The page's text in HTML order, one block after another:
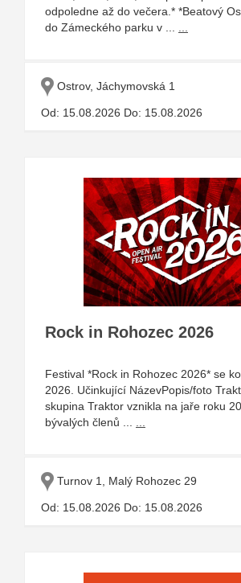
odpoledne až do večera.* *Beatový
do Zámeckého parku v ...
Ostrov, Jáchymovská 1
Od: 15.08.2026 Do: 15.08.2026
Rock in Rohozec 2026
Festival *Rock in Rohozec 2026* se
2026. Učinkující NázevPopis/foto
skupina Traktor vznikla na jaře roku
bývalých členů ...
Turnov 1, Malý Rohozec 29
Od: 15.08.2026 Do: 15.08.2026